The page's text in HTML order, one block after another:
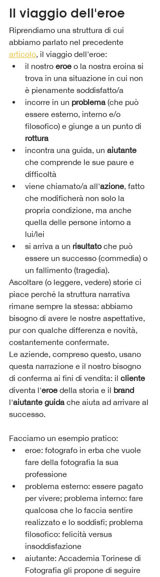
Il viaggio dell'eroe
Riprendiamo una struttura di cui
abbiamo parlato nel precedente
articolo, il viaggio dell'eroe:
il nostro eroe o la nostra eroina si
trova in una situazione in cui non
è pienamente soddisfatto/a
incorre in un problema (che può
essere esterno, interno e/o
filosofico) e giunge a un punto di
rottura
incontra una guida, un aiutante
che comprende le sue paure e
difficoltà
viene chiamato/a all'azione, fatto
che modificherà non solo la
propria condizione, ma anche
quella delle persone intorno a
lui/lei
si arriva a un risultato che può
essere un successo (commedia) o
un fallimento (tragedia).
Ascoltare (o leggere, vedere) storie ci
piace perché la struttura narrativa
rimane sempre la stessa: abbiamo
bisogno di avere le nostre aspettative,
pur con qualche differenza e novità,
costantemente confermate.
Le aziende, compreso questo, usano
questa narrazione e il nostro bisogno
di conferma ai fini di vendita: il cliente
diventa l'eroe della storia e il brand
l'aiutante guida che aiuta ad arrivare al
successo.
Facciamo un esempio pratico:
eroe: fotografo in erba che vuole
fare della fotografia la sua
professione
problema esterno: essere pagato
per vivere; problema interno: fare
qualcosa che lo faccia sentire
realizzato e lo soddisfi; problema
filosofico: felicità versus
insoddisfazione
aiutante: Accademia Torinese di
Fotografia gli propone di seguire